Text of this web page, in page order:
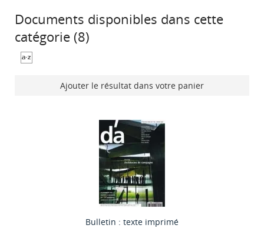
Documents disponibles dans cette
catégorie (8)
Ajouter le résultat dans votre panier
Bulletin : texte imprimé